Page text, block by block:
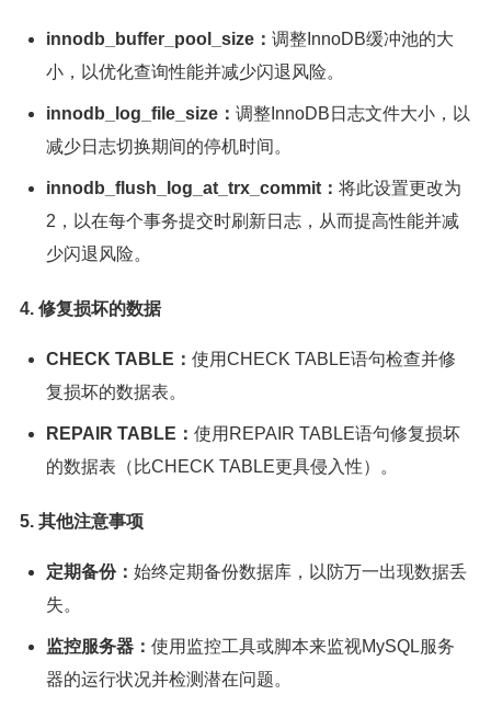
innodb_buffer_pool_size： 调整InnoDB缓冲池的大
小，以优化查询性能并减少闪退风险。
innodb_log_file_size： 调整InnoDB日志文件大小，以
减少日志切换期间的停机时间。
innodb_flush_log_at_trx_commit： 将此设置更改为
2，以在每个事务提交时刷新日志，从而提高性能并减
少闪退风险。
4. 修复损坏的数据
CHECK TABLE： 使用CHECK TABLE语句检查并修
复损坏的数据表。
REPAIR TABLE： 使用REPAIR TABLE语句修复损坏
的数据表（比CHECK TABLE更具侵入性）。
5. 其他注意事项
定期备份： 始终定期备份数据库，以防万一出现数据丢
失。
监控服务器： 使用监控工具或脚本来监视MySQL服务
器的运行状况并检测潜在问题。